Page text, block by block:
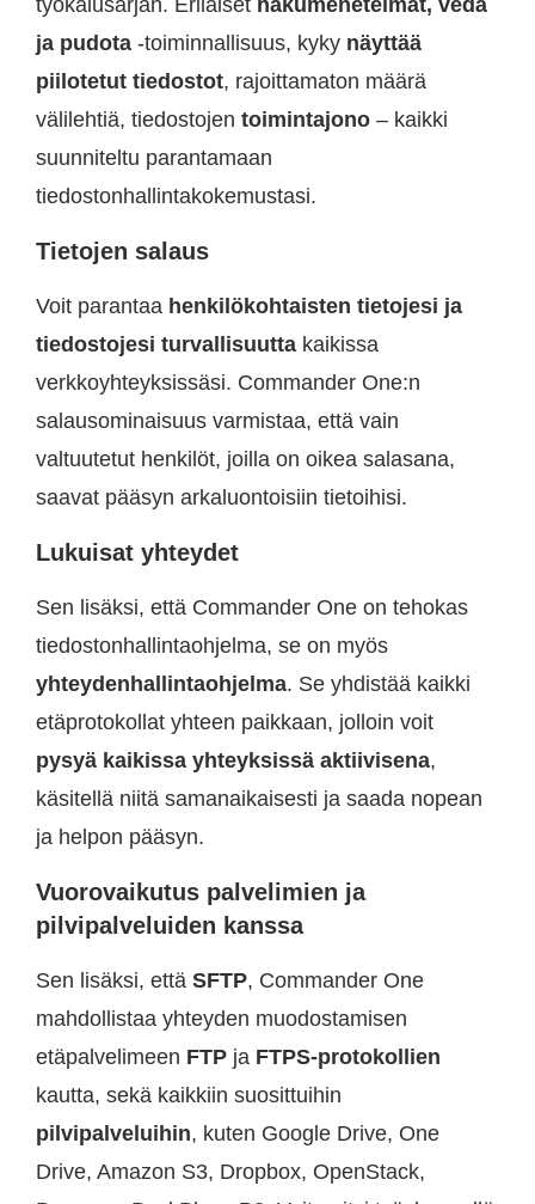
ja pudota -toiminnallisuus, kyky näyttää
piilotetut tiedostot, rajoittamaton määrä
välilehtiä, tiedostojen toimintajono – kaikki
suunniteltu parantamaan
tiedostonhallintakokemustasi.
Tietojen salaus
Voit parantaa henkilökohtaisten tietojesi ja
tiedostojesi turvallisuutta kaikissa
verkkoyhteyksissäsi. Commander One:n
salausominaisuus varmistaa, että vain
valtuutetut henkilöt, joilla on oikea salasana,
saavat pääsyn arkaluontoisiin tietoihisi.
Lukuisat yhteydet
Sen lisäksi, että Commander One on tehokas
tiedostonhallintaohjelma, se on myös
yhteydenhallintaohjelma. Se yhdistää kaikki
etäprotokollat yhteen paikkaan, jolloin voit
pysyä kaikissa yhteyksissä aktiivisena,
käsitellä niitä samanaikaisesti ja saada nopean
ja helpon pääsyn.
Vuorovaikutus palvelimien ja
pilvipalveluiden kanssa
Sen lisäksi, että SFTP, Commander One
mahdollistaa yhteyden muodostamisen
etäpalvelimeen FTP ja FTPS-protokollien
kautta, sekä kaikkiin suosittuihin
pilvipalveluihin, kuten Google Drive, One
Drive, Amazon S3, Dropbox, OpenStack,